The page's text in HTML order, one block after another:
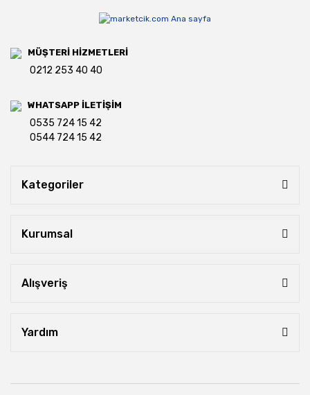
MÜŞTERİ HİZMETLERİ
0212 253 40 40
WHATSAPP İLETİŞİM
0535 724 15 42
0544 724 15 42
Kategoriler
Kurumsal
Alışveriş
Yardım